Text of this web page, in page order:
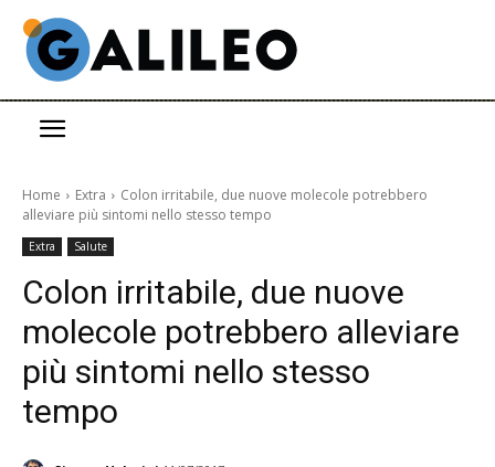
Home Extra
Colon irritabile, due nuove molecole potrebbero
alleviare più sintomi nello stesso tempo
Extra Salute
Colon irritabile, due nuove
molecole potrebbero alleviare
più sintomi nello stesso
tempo